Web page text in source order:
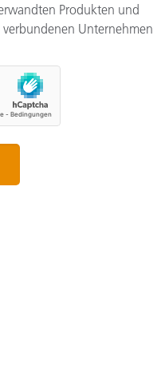
Produkten und
Unternehmen